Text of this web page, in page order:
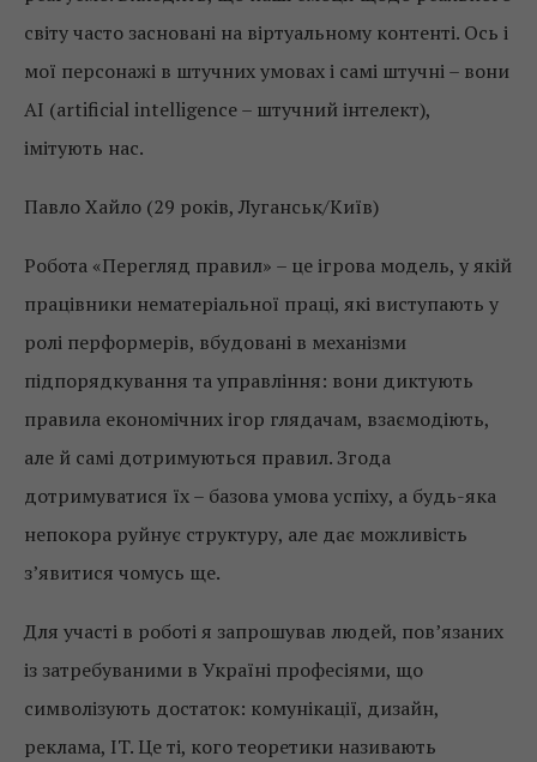
світу часто засновані на віртуальному контенті. Ось і
мої персонажі в штучних умовах і самі штучні – вони
AI (аrtificial intelligence – штучний інтелект),
імітують нас.
Павло Хайло (29 років, Луганськ/Київ)
Робота «Перегляд правил» – це ігрова модель, у якій
працівники нематеріальної праці, які виступають у
ролі перформерів, вбудовані в механізми
підпорядкування та управління: вони диктують
правила економічних ігор глядачам, взаємодіють,
але й самі дотримуються правил. Згода
дотримуватися їх – базова умова успіху, а будь-яка
непокора руйнує структуру, але дає можливість
з’явитися чомусь ще.
Для участі в роботі я запрошував людей, пов’язаних
із затребуваними в Україні професіями, що
символізують достаток: комунікації, дизайн,
реклама, IT. Це ті, кого теоретики називають